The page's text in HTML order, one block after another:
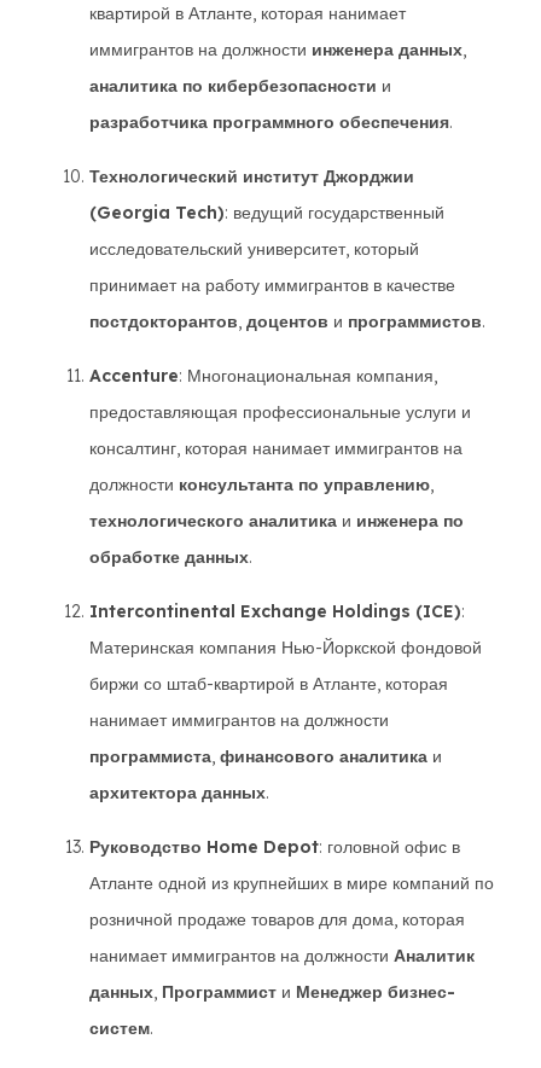
квартирой в Атланте, которая нанимает
иммигрантов на должности инженера данных,
аналитика по кибербезопасности и
разработчика программного обеспечения.
Технологический институт Джорджии
(Georgia Tech): ведущий государственный
исследовательский университет, который
принимает на работу иммигрантов в качестве
постдокторантов, доцентов и программистов.
Accenture: Многонациональная компания,
предоставляющая профессиональные услуги и
консалтинг, которая нанимает иммигрантов на
должности консультанта по управлению,
технологического аналитика и инженера по
обработке данных.
Intercontinental Exchange Holdings (ICE):
Материнская компания Нью-Йоркской фондовой
биржи со штаб-квартирой в Атланте, которая
нанимает иммигрантов на должности
программиста, финансового аналитика и
архитектора данных.
Руководство Home Depot: головной офис в
Атланте одной из крупнейших в мире компаний по
розничной продаже товаров для дома, которая
нанимает иммигрантов на должности Аналитик
данных, Программист и Менеджер бизнес-
систем.